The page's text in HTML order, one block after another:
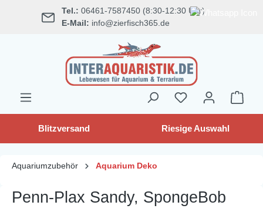
springen Tel.: 06461-7587450 (8:30-12:30 Uhr)
E-Mail: info@zierfisch365.de
Blitzversand Riesige Auswahl
Aquariumzubehör Aquarium Deko
Penn-Plax Sandy, SpongeBob